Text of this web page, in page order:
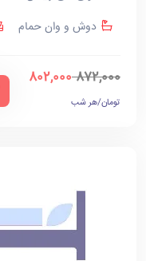
دوش و وان حمام
872,000
802,000
تومان/هر شب